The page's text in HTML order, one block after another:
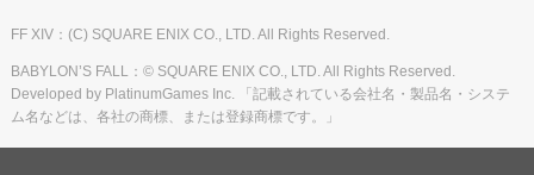
FF XIV：(C) SQUARE ENIX CO., LTD. All Rights Reserved.
BABYLON’S FALL：© SQUARE ENIX CO., LTD. All Rights Reserved.
Developed by PlatinumGames Inc. 「記載されている会社名・製品名・システ
ム名などは、各社の商標、または登録商標です。」